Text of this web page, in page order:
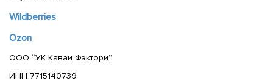
Wildberries
Ozon
ООО “УК Каваи Фэктори”
ИНН 7715140739